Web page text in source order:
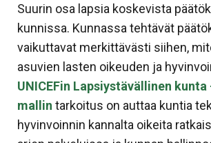
Suurin osa lapsia koskevista
kunnissa. Kunnassa tehtävät
vaikuttavat merkittävästi siihen,
asuvien lasten oikeuden ja
UNICEFin Lapsiystävällinen kunta
mallin tarkoitus on auttaa kuntia
hyvinvoinnin kannalta oikeita